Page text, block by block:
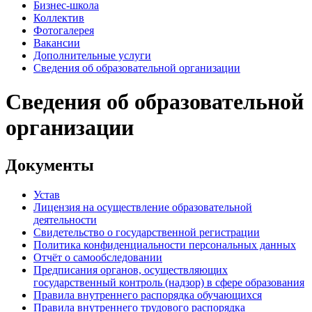
Бизнес-школа
Коллектив
Фотогалерея
Вакансии
Дополнительные услуги
Сведения об образовательной организации
Сведения об образовательной
организации
Документы
Устав
Лицензия на осуществление образовательной
деятельности
Свидетельство о государственной регистрации
Политика конфиденциальности персональных данных
Отчёт о самообследовании
Предписания органов, осуществляющих
государственный контроль (надзор) в сфере образования
Правила внутреннего распорядка обучающихся
Правила внутреннего трудового распорядка